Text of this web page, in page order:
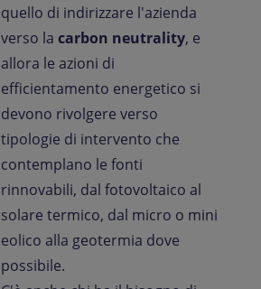
quello di indirizzare l'azienda
verso la carbon neutrality, e
allora le azioni di
efficientamento energetico si
devono rivolgere verso
tipologie di intervento che
contemplano le fonti
rinnovabili, dal fotovoltaico al
solare termico, dal micro o mini
eolico alla geotermia dove
possibile.